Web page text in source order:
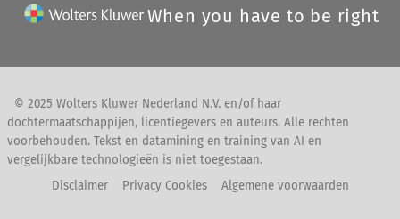
When you have to be right
© 2025 Wolters Kluwer Nederland N.V. en/of haar
dochtermaatschappijen, licentiegevers en auteurs. Alle rechten
voorbehouden. Tekst en datamining en training van AI en
vergelijkbare technologieën is niet toegestaan.
Disclaimer
Privacy Cookies Algemene voorwaarden